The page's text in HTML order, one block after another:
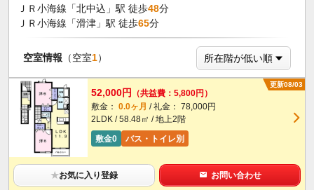
ＪＲ小海線「北中込」駅 徒歩48分
ＪＲ小海線「滑津」駅 徒歩65分
空室情報 （空室1）
更新08/03
52,000円
（共益費：5,800円）
敷金： 0.0ヶ月 / 礼金： 78,000円
2LDK / 58.48㎡ / 地上2階
敷金0
バス・トイレ別
★お気に入り登録 お問い合わせ